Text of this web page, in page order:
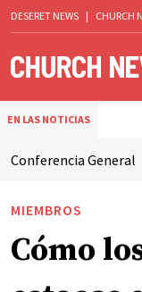
DESERET NEWS | CHURCH
EN LAS NOTICIAS
Conferencia General
MIEMBROS
Cómo